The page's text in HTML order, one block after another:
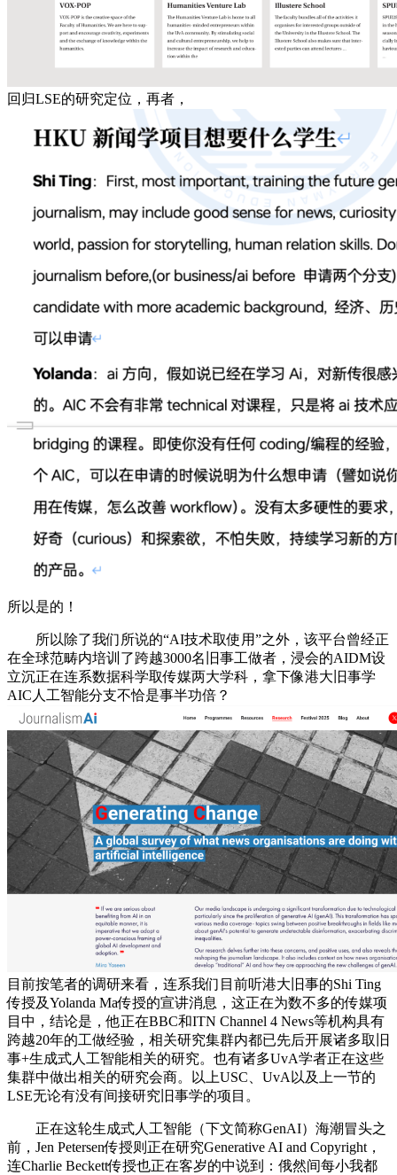
回归LSE的研究定位，再者，
所以是的！
所以除了我们所说的“AI技术取使用”之外，该平台曾经正
在全球范畴内培训了跨越3000名旧事工做者，浸会的AIDM设
立沉正在连系数据科学取传媒两大学科，拿下像港大旧事学
AIC人工智能分支不恰是事半功倍？
目前按笔者的调研来看，连系我们目前听港大旧事的Shi Ting
传授及Yolanda Ma传授的宣讲消息，这正在为数不多的传媒项
目中，结论是，他正在BBC和ITN Channel 4 News等机构具有
跨越20年的工做经验，相关研究集群内都已先后开展诸多取旧
事+生成式人工智能相关的研究。也有诸多UvA学者正在这些
集群中做出相关的研究会商。以上USC、UvA以及上一节的
LSE无论有没有间接研究旧事学的项目。
正在这轮生成式人工智能（下文简称GenAI）海潮冒头之
前，Jen Petersen传授则正在研究Generative AI and Copyright，
连Charlie Beckett传授也正在客岁的中说到：俄然间每小我都